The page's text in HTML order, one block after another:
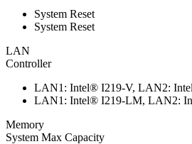
System Reset
System Reset
LAN
Controller
LAN1: Intel® I219-V, LAN2:
LAN1: Intel® I219-LM, LAN2:
Memory
System Max Capacity